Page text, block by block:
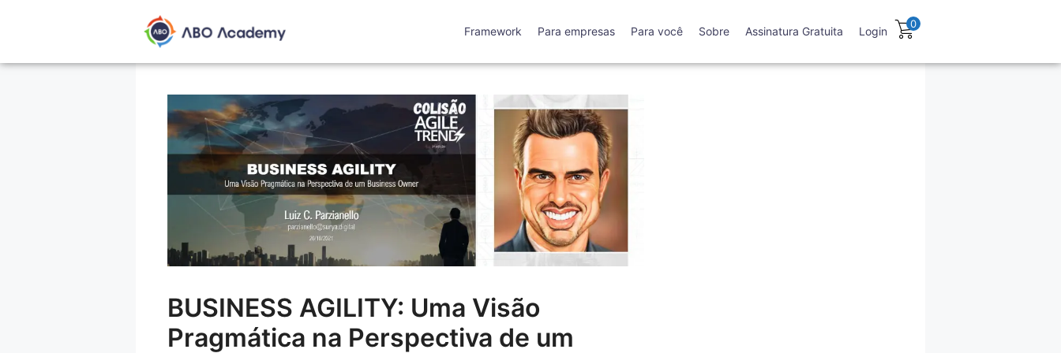
Framework Para empresas Para você Sobre Assinatura Gratuita Login
0
BUSINESS AGILITY: Uma Visão
Pragmática na Perspectiva de um